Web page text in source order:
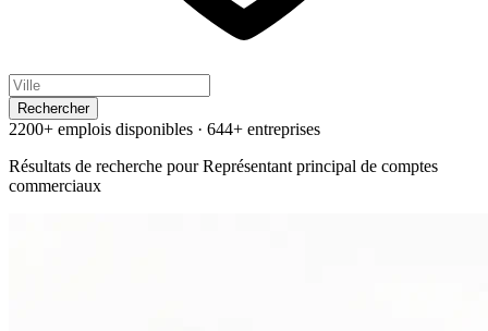
Rechercher
2200+ emplois disponibles · 644+ entreprises
Résultats de recherche pourReprésentant principal de comptes
commerciaux